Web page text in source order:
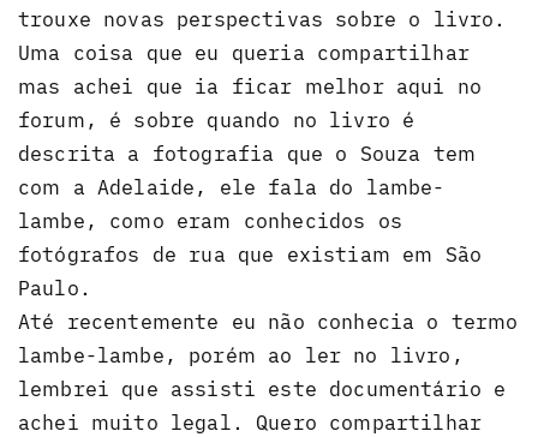
trouxe novas perspectivas sobre o livro.
Uma coisa que eu queria compartilhar
mas achei que ia ficar melhor aqui no
forum, é sobre quando no livro é
descrita a fotografia que o Souza tem
com a Adelaide, ele fala do lambe-
lambe, como eram conhecidos os
fotógrafos de rua que existiam em São
Paulo.
Até recentemente eu não conhecia o termo
lambe-lambe, porém ao ler no livro,
lembrei que assisti este documentário e
achei muito legal. Quero compartilhar